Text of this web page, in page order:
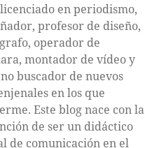
en periodismo,
profesor de diseño,
operador de
montador de vídeo y
buscador de nuevos
en los que
Este blog nace con la
de ser un didáctico
de comunicación en el